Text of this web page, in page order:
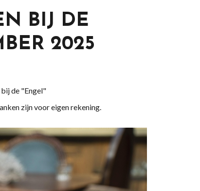
BIJ DE
2025
de "Engel"
zijn voor eigen rekening.